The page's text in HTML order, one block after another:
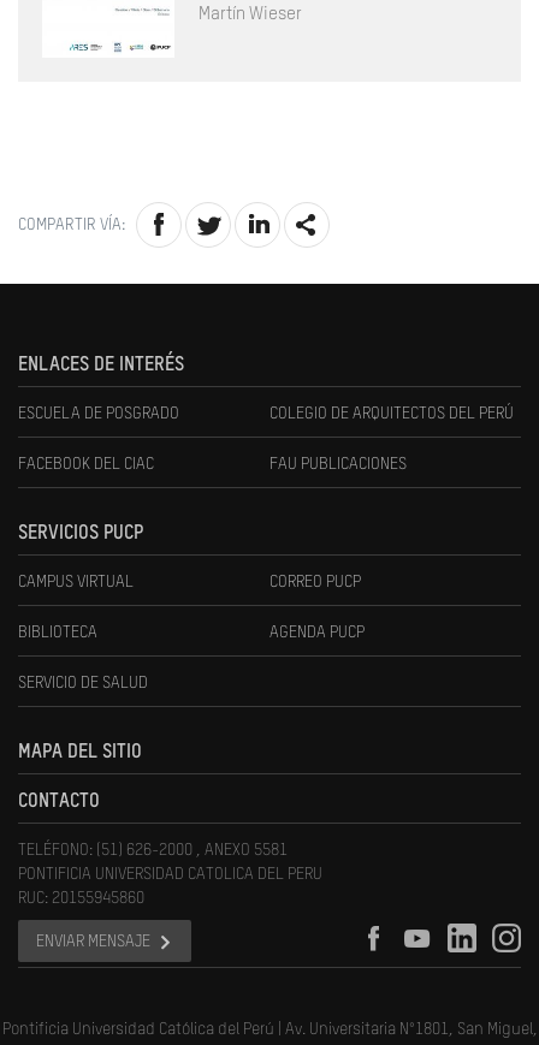
Martín Wieser
COMPARTIR VÍA:
ENLACES DE INTERÉS
ESCUELA DE POSGRADO COLEGIO DE ARQUITECTOS DEL PERÚ
FACEBOOK DEL CIAC FAU PUBLICACIONES
SERVICIOS PUCP
CAMPUS VIRTUAL CORREO PUCP
BIBLIOTECA AGENDA PUCP
SERVICIO DE SALUD
MAPA DEL SITIO
CONTACTO
TELÉFONO: (51) 626-2000 , ANEXO 5581
PONTIFICIA UNIVERSIDAD CATOLICA DEL PERU
RUC: 20155945860
ENVIAR MENSAJE
Pontificia Universidad Católica del Perú | Av. Universitaria N°1801, San Miguel,